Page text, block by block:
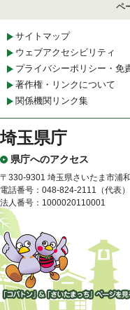
ペ
サイトマップ
ウェブアクセシビリティ
プライバシーポリシー・免
著作権・リンクについて
関係機関リンク集
埼玉県庁
県庁へのアクセス
〒330-9301 埼玉県さいたま市浦
電話番号：048-824-2111（代表）
法人番号：1000020110001
「コバトン」&「さいたまっ